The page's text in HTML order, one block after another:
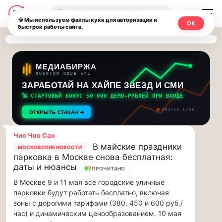
Последние
новости
и
обновления
потока:
Друзья,
приглашаем
на
музыкальную
прогулку
по
Москве
Чайковского!…
Друзья,
приглашаем
на
музыкальную
Москвичи.net
—
Главный
столичный
чат-
мессенджер,
новости
и
инсайды
Москвы
🔍
МЕДИАБИРЖА
QUANTUM NODE v41
ЗАРАБОТАЙ НА ХАЙПЕ ЗВЕЗД И СМИ
🚀 СТАРТОВЫЙ БОНУС 50 000 ДЕМО-РУБЛЕЙ ПРИ ВХОДЕ
ОТКРЫТЬ СТАКАН ➔ ORACLE LIVE
Чио Чио Сан
МОСКОВСКИЕ НОВОСТИ
В майские праздники
парковка в Москве снова бесплатная:
даты и нюансы
7ПРОЧИТАНО
В Москве 9 и 11 мая все городские уличные
парковки будут работать бесплатно, включая
зоны с дорогими тарифами (380, 450 и 600 руб./
час) и динамическим ценообразованием. 10 мая
🍪 Мы используем файлы куки для авторизации и
быстрой работы сайта.
ОК